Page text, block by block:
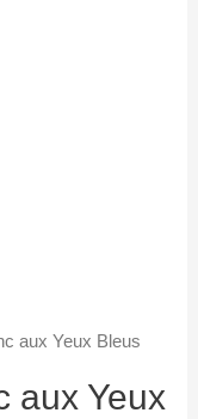
aux Yeux Bleus
aux Yeux